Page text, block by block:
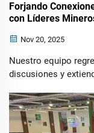
Forjando
con Líderes
Nov 20, 2025
Nuestro equipo
discusiones y
para el sector
Minera (EXPOMIN